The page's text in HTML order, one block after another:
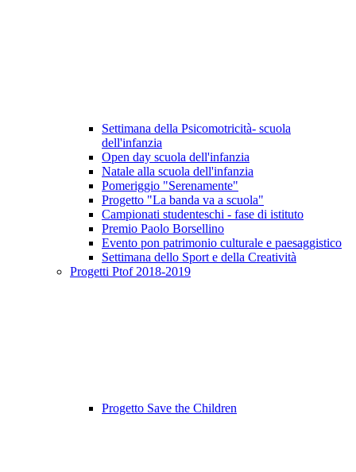
Settimana della Psicomotricità- scuola
dell'infanzia
Open day scuola dell'infanzia
Natale alla scuola dell'infanzia
Pomeriggio "Serenamente"
Progetto "La banda va a scuola"
Campionati studenteschi - fase di istituto
Premio Paolo Borsellino
Evento pon patrimonio culturale e paesaggistico
Settimana dello Sport e della Creatività
Progetti Ptof 2018-2019
Progetto Save the Children